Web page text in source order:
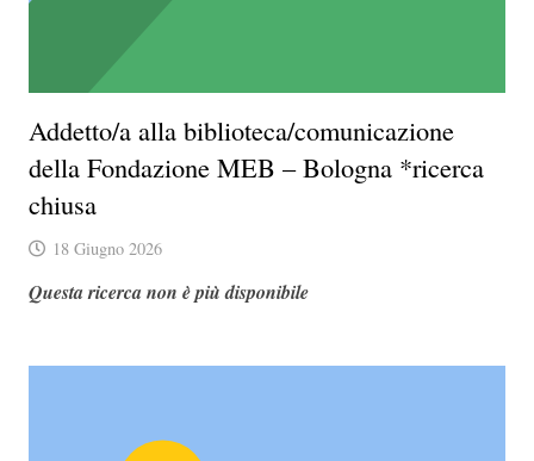
Addetto/a alla biblioteca/comunicazione
della Fondazione MEB – Bologna *ricerca
chiusa
18 Giugno 2026
Questa ricerca non è più disponibile